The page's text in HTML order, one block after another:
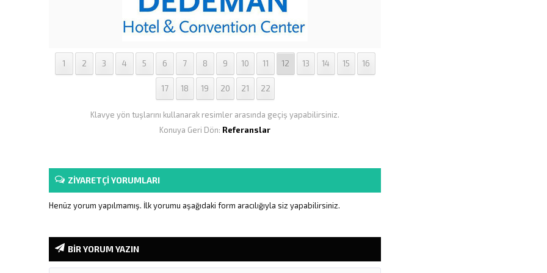
1 2 3 4 5 6 7 8 9 10 11 12 13 14 15 16
17 18 19 20 21 22
Klavye yön tuşlarını kullanarak resimler arasında geçiş yapabilirsiniz.
Konuya Geri Dön: Referanslar
ZİYARETÇİ YORUMLARI
Henüz yorum yapılmamış. İlk yorumu aşağıdaki form aracılığıyla siz yapabilirsiniz.
BİR YORUM YAZIN